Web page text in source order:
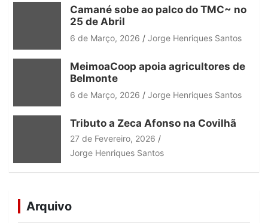
Camané sobe ao palco do TMC~ no
25 de Abril
6 de Março, 2026 Jorge Henriques Santos
MeimoaCoop apoia agricultores de
Belmonte
6 de Março, 2026 Jorge Henriques Santos
Tributo a Zeca Afonso na Covilhã
27 de Fevereiro, 2026
Jorge Henriques Santos
Arquivo